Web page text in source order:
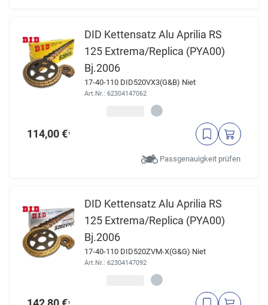
DID Kettensatz Alu Aprilia RS
125 Extrema/Replica (PYA00)
Bj.2006
17-40-110 DID520VX3(G&B) Niet
Art.Nr.: 62304147062
114,00 €¹
Passgenauigkeit prüfen
DID Kettensatz Alu Aprilia RS
125 Extrema/Replica (PYA00)
Bj.2006
17-40-110 DID520ZVM-X(G&G) Niet
Art.Nr.: 62304147092